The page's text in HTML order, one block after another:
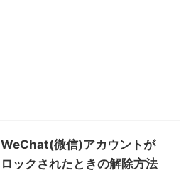
WeChat(微信)アカウントが
ロックされたときの解除方法